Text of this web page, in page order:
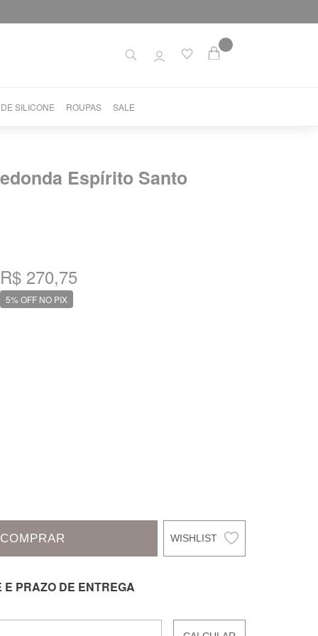
DE SILICONE ROUPAS SALE
Espírito Santo
R$ 270,75
5% OFF NO PIX
COMPRAR
PRAZO DE ENTREGA